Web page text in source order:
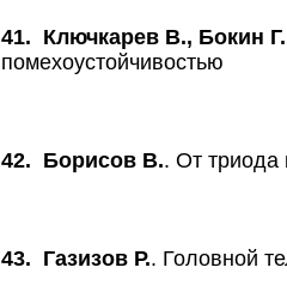
41. Ключкарев В., Бокин
помехоустойчивостью
42. Борисов В.. От триода
43. Газизов Р.. Головной